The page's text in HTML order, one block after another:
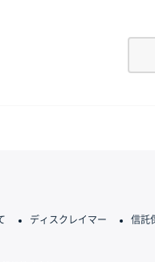
ディスクレイマー 信託